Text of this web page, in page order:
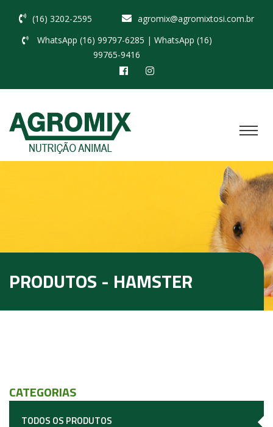
(16) 3202-2595
agromix@agromixtosi.com.br
WhatsApp (16) 99797-6285 | WhatsApp (16)
99765-9416
PRODUTOS - HAMSTER
CATEGORIAS
TODOS OS PRODUTOS